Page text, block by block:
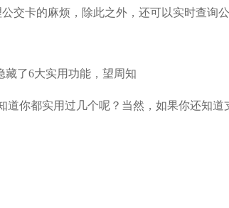
交卡的麻烦，除此之外，还可以实时查询
道你都实用过几个呢？当然，如果你还知道